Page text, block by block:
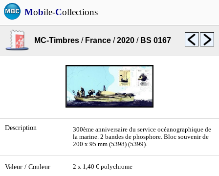
Mobile-Collections
MC-Timbres / France /2020 / BS 0167
Description
300ème anniversaire du service océanographique de
la marine. 2 bandes de phosphore. Bloc souvenir de
200 x 95 mm (5398) (5399).
Valeur / Couleur 2 x 1,40 € polychrome